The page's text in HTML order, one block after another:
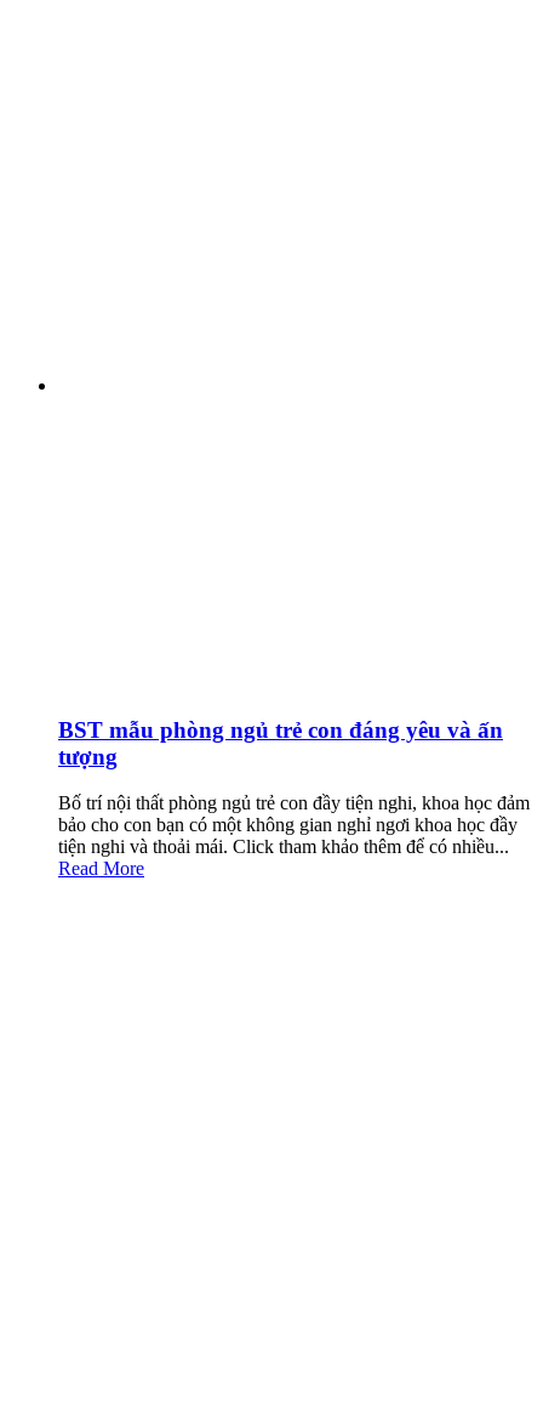
BST mẫu phòng ngủ trẻ con đáng yêu và ấn
tượng
Bố trí nội thất phòng ngủ trẻ con đầy tiện nghi, khoa học đảm
bảo cho con bạn có một không gian nghỉ ngơi khoa học đầy
tiện nghi và thoải mái. Click tham khảo thêm để có nhiều...
Read More